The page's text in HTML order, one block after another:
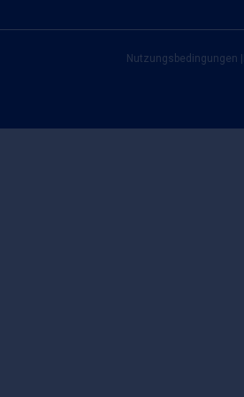
Nutzungsbedingungen